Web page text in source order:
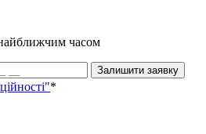
часом
Залишити заявку
*